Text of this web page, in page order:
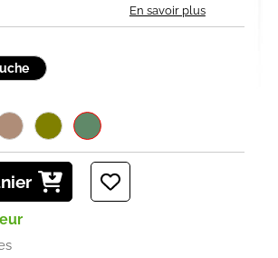
En savoir plus